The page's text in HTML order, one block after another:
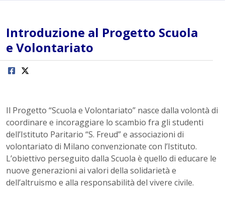
Introduzione al Progetto Scuola
e Volontariato
Il Progetto “Scuola e Volontariato” nasce dalla volontà di
coordinare e incoraggiare lo scambio fra gli studenti
dell’Istituto Paritario “S. Freud” e associazioni di
volontariato di Milano convenzionate con l’Istituto.
L’obiettivo perseguito dalla Scuola è quello di educare le
nuove generazioni ai valori della solidarietà e
dell’altruismo e alla responsabilità del vivere civile.